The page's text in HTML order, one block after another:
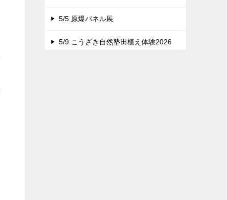
5/5 原爆パネル展
5/9 こうざき自然塾田植え体験2026